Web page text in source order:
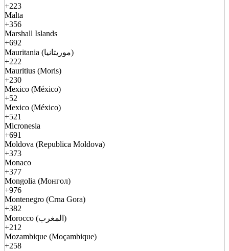
+223
Malta
+356
Marshall Islands
+692
Mauritania (موريتانيا)
+222
Mauritius (Moris)
+230
Mexico (México)
+52
Mexico (México)
+521
Micronesia
+691
Moldova (Republica Moldova)
+373
Monaco
+377
Mongolia (Монгол)
+976
Montenegro (Crna Gora)
+382
Morocco (المغرب)
+212
Mozambique (Moçambique)
+258